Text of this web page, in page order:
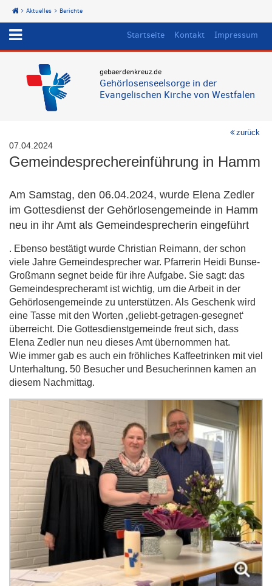
Start
Aktuelles Berichte
Startseite Kontakt Impressum
gebaerdenkreuz.de
Gehörlosenseelsorge in der
Evangelischen Kirche von Westfalen
zurück
07.04.2024
Gemeindesprechereinführung in Hamm
Am Samstag, den 06.04.2024, wurde Elena Zedler
im Gottesdienst der Gehörlosengemeinde in Hamm
neu in ihr Amt als Gemeindesprecherin eingeführt
. Ebenso bestätigt wurde Christian Reimann, der schon
viele Jahre Gemeindesprecher war. Pfarrerin Heidi Bunse-
Großmann segnet beide für ihre Aufgabe. Sie sagt: das
Gemeindesprecheramt ist wichtig, um die Arbeit in der
Gehörlosengemeinde zu unterstützen. Als Geschenk wird
eine Tasse mit den Worten ‚geliebt-getragen-gesegnet‘
überreicht. Die Gottesdienstgemeinde freut sich, dass
Elena Zedler nun neu dieses Amt übernommen hat.
Wie immer gab es auch ein fröhliches Kaffeetrinken mit viel
Unterhaltung. 50 Besucher und Besucherinnen kamen an
diesem Nachmittag.